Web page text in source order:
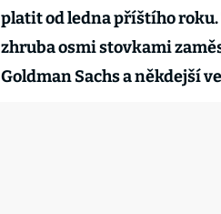
platit od ledna příštího
zhruba osmi stovkami
Goldman Sachs a někdejší